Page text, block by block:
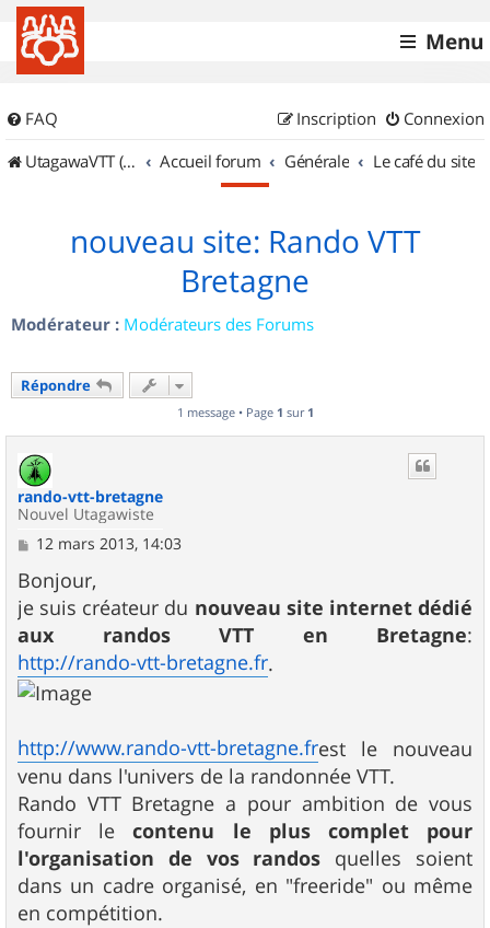
Menu
FAQ Connexion
Inscription
UtagawaVTT (Randos VTT et VTTAE avec traces GPS)
Accueil forum Générale Le café du site
nouveau site: Rando VTT
Bretagne
Modérateur : Modérateurs des Forums
Répondre
1 message • Page 1 sur 1
rando-vtt-bretagne
Nouvel Utagawiste
M
s
s
a
g
e
12 mars 2013, 14:03
Bonjour,
je suis créateur du nouveau site internet dédié
aux randos VTT en Bretagne:
http://rando-vtt-bretagne.fr.
http://www.rando-vtt-bretagne.frest le nouveau
venu dans l'univers de la randonnée VTT.
Rando VTT Bretagne a pour ambition de vous
fournir lecontenu le plus complet pour
l'organisation de vos randos quelles soient
dans un cadre organisé, en "freeride" ou même
en compétition.